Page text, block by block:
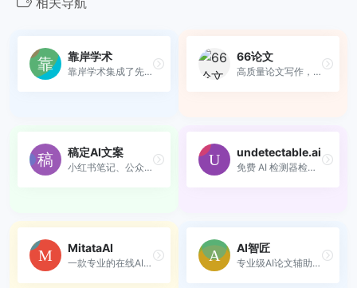
靠岸学术
靠岸学术集成了先进的 AI 功...
66论文
高质量论文写作，300万大学生...
稿定AI文案
小红书笔记、公众号、周报总...
undetectable.ai
免费 AI 检测器检查您的 Chat...
MitataAI
一款专业的在线AI内容检测与...
AI智匠
专业级AI论文辅助工具、高质...